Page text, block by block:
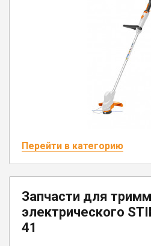
Перейти в категорию
Запчасти для
электрического
41